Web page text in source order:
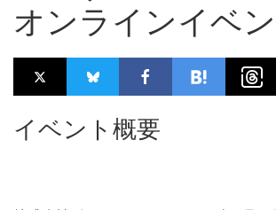
オンラインイベ
イベント概要